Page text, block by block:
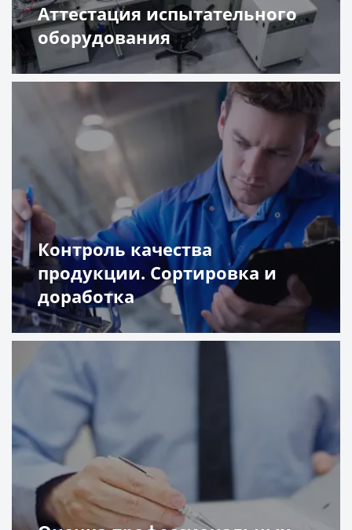
Аттестация испытательного
оборудования
Подробнее
Контроль качества
продукции. Сортировка и
доработка